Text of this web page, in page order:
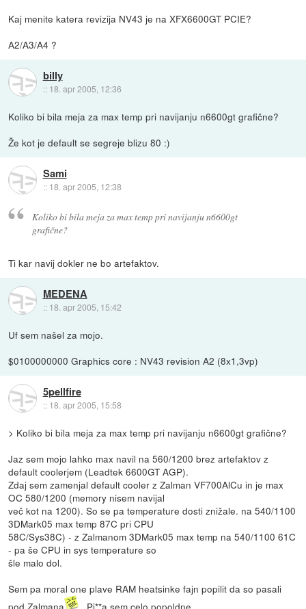
Kaj menite katera revizija NV43 je na XFX6600GT PCIE?
A2/A3/A4 ?
billy
:: 18. apr 2005, 12:36
Koliko bi bila meja za max temp pri navijanju n6600gt grafične?
Že kot je default se segreje blizu 80 :)
Sami
:: 18. apr 2005, 12:38
Koliko bi bila meja za max temp pri navijanju n6600gt
grafične?
Ti kar navij dokler ne bo artefaktov.
MEDENA
:: 18. apr 2005, 15:42
Uf sem našel za mojo.
$0100000000 Graphics core : NV43 revision A2 (8x1,3vp)
5pellfire
:: 18. apr 2005, 15:58
> Koliko bi bila meja za max temp pri navijanju n6600gt grafične?
Jaz sem mojo lahko max navil na 560/1200 brez artefaktov z
default coolerjem (Leadtek 6600GT AGP).
Zdaj sem zamenjal default cooler z Zalman VF700AlCu in je max
OC 580/1200 (memory nisem navijal
več kot na 1200). So se pa temperature dosti znižale. na 540/1100
3DMark05 max temp 87C pri CPU
58C/Sys38C) - z Zalmanom 3DMark05 max temp na 540/1100 61C
- pa še CPU in sys temperature so
šle malo dol.
Sem pa moral one plave RAM heatsinke fajn popilit da so pasali
pod Zalmana
. Pi**a sem celo popoldne